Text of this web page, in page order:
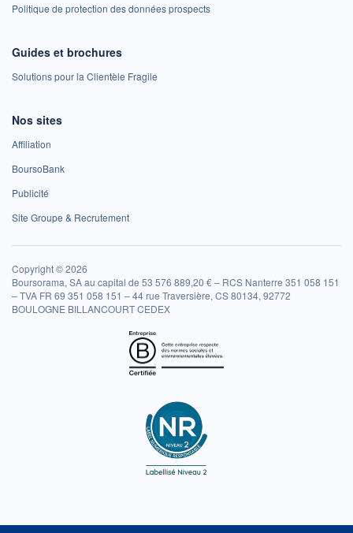
Politique de protection des données prospects
Guides et brochures
Solutions pour la Clientèle Fragile
Nos sites
Affiliation
BoursoBank
Publicité
Site Groupe & Recrutement
Copyright © 2026
Boursorama, SA au capital de 53 576 889,20 € – RCS Nanterre 351 058 151
– TVA FR 69 351 058 151 – 44 rue Traversière, CS 80134, 92772
BOULOGNE BILLANCOURT CEDEX